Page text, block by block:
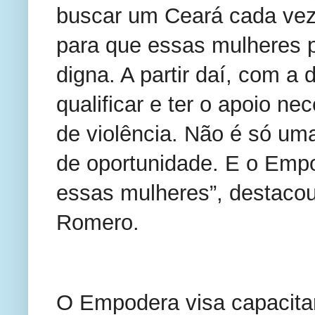
buscar um Ceará cada
para que essas mulheres
digna. A partir daí, com a
qualificar e ter o apoio
de violência. Não é só
de oportunidade. E o
essas mulheres”,
Romero.
O Empodera visa